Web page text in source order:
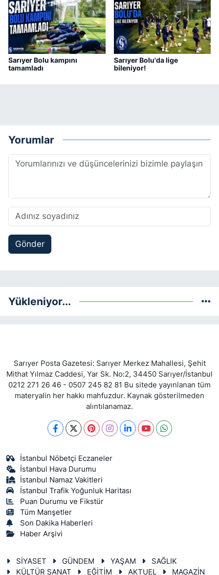
Sarıyer Bolu kampını
tamamladı
Sarıyer Bolu'da lige
bileniyor!
Yorumlar
Gönder
Yükleniyor...
Sarıyer Posta Gazetesi: Sarıyer Merkez Mahallesi, Şehit
Mithat Yılmaz Caddesi, Yar Sk. No:2, 34450 Sarıyer/İstanbul
0212 271 26 46 - 0507 245 82 81 Bu sitede yayınlanan tüm
materyalin her hakkı mahfuzdur. Kaynak gösterilmeden
alıntılanamaz.
İstanbul Nöbetçi Eczaneler
İstanbul Hava Durumu
İstanbul Namaz Vakitleri
İstanbul Trafik Yoğunluk Haritası
Puan Durumu ve Fikstür
Tüm Manşetler
Son Dakika Haberleri
Haber Arşivi
SİYASET GÜNDEM YAŞAM
SAĞLIK
KÜLTÜR SANAT
EĞİTİM AKTUEL MAGAZİN